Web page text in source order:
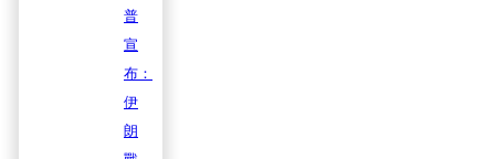
普
宣
布：
伊
朗